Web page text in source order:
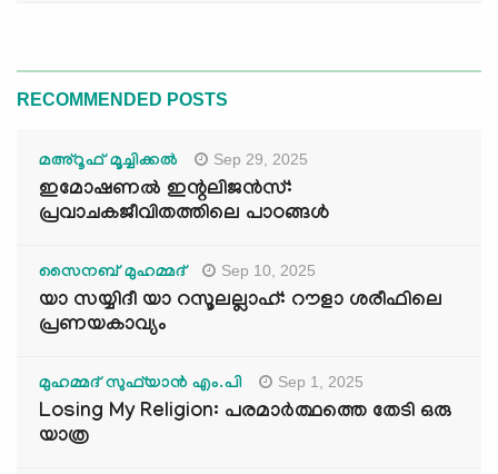
RECOMMENDED POSTS
മഅ്റൂഫ് മൂച്ചിക്കല്‍ Sep 29, 2025
ഇമോഷണൽ ഇന്റലിജൻസ്:
പ്രവാചകജീവിതത്തിലെ പാഠങ്ങൾ
സൈനബ് മുഹമ്മദ് Sep 10, 2025
യാ സയ്യിദീ യാ റസൂലല്ലാഹ്: റൗളാ ശരീഫിലെ
പ്രണയകാവ്യം
മുഹമ്മദ് സുഫ്‌യാൻ എം.പി Sep 1, 2025
Losing My Religion: പരമാർത്ഥത്തെ തേടി ഒരു
യാത്ര